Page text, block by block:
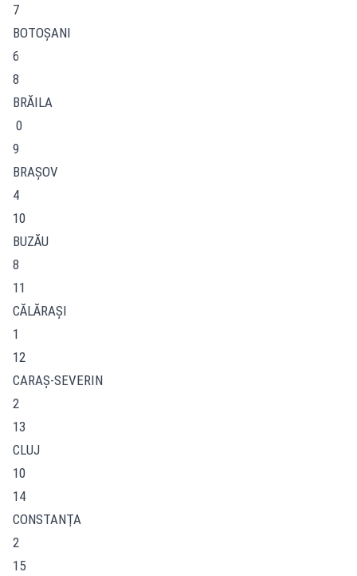
7
BOTOŞANI
6
8
BRĂILA
0
9
BRAŞOV
4
10
BUZĂU
8
11
CĂLĂRAŞI
1
12
CARAŞ-SEVERIN
2
13
CLUJ
10
14
CONSTANŢA
2
15